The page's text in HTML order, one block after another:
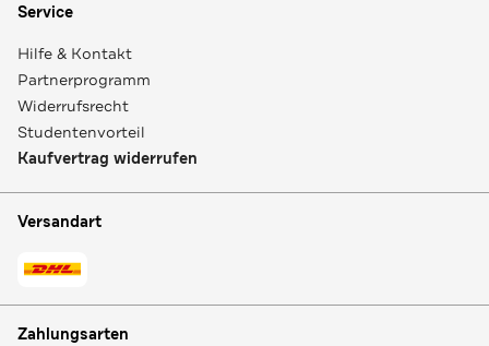
Service
Hilfe & Kontakt
Partnerprogramm
Widerrufsrecht
Studentenvorteil
Kaufvertrag widerrufen
Versandart
Zahlungsarten